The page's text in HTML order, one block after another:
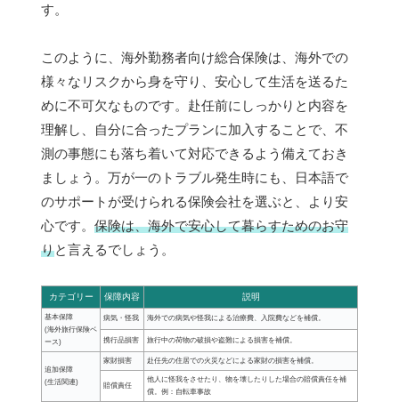
す。
このように、海外勤務者向け総合保険は、海外での
様々なリスクから身を守り、安心して生活を送るた
めに不可欠なものです。赴任前にしっかりと内容を
理解し、自分に合ったプランに加入することで、不
測の事態にも落ち着いて対応できるよう備えておき
ましょう。万が一のトラブル発生時にも、日本語で
のサポートが受けられる保険会社を選ぶと、より安
心です。 保険は、海外で安心して暮らすためのお守
りと言えるでしょう。
カテゴリー 保障内容 説明
基本保障
(海外旅行保険ベ
ース)
病気・怪我 海外での病気や怪我による治療費、入院費などを補償。
携行品損害 旅行中の荷物の破損や盗難による損害を補償。
追加保障
(生活関連)
家財損害 赴任先の住居での火災などによる家財の損害を補償。
賠償責任
他人に怪我をさせたり、物を壊したりした場合の賠償責任を補
償。例：自転車事故